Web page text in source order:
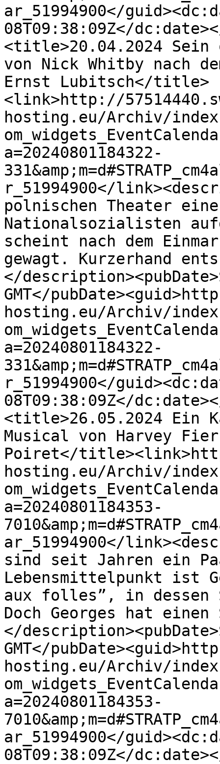
ar_51994900</
08T09:38:09Z</
<title>20.04.2024 Sein
von Nick Whitby nach
Ernst Lubitsch</title>
<link>http://
hosting.eu/Archiv/
a=20240801184322-
r_51994900</
polnischen Theater
Nationalsozialisten
scheint nach dem
gewagt. Kurzerhand
</
GMT</
hosting.eu/Archiv/
a=20240801184322-
r_51994900</
08T09:38:09Z</
<title>26.05.2024 Ein
Musical von Harvey
Poiret</
hosting.eu/Archiv/
a=20240801184353-
ar_51994900</
sind seit Jahren ein
Lebensmittelpunkt ist
aux folles”, in
Doch Georges hat
</
GMT</
hosting.eu/Archiv/
a=20240801184353-
ar_51994900</
08T09:38:09Z</